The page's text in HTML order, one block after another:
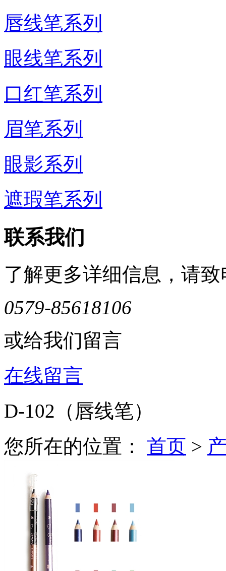
唇线笔系列
眼线笔系列
口红笔系列
眉笔系列
眼影系列
遮瑕笔系列
联系我们
了解更多详细信息，请致
0579-85618106
或给我们留言
在线留言
D-102（唇线笔）
您所在的位置： 首页 >